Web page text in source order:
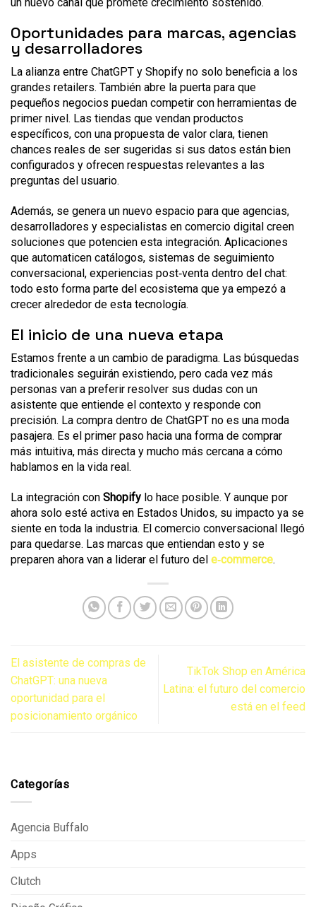
Oportunidades para marcas, agencias
y desarrolladores
La alianza entre ChatGPT y Shopify no solo beneficia a los
grandes retailers. También abre la puerta para que
pequeños negocios puedan competir con herramientas de
primer nivel. Las tiendas que vendan productos
específicos, con una propuesta de valor clara, tienen
chances reales de ser sugeridas si sus datos están bien
configurados y ofrecen respuestas relevantes a las
preguntas del usuario.
Además, se genera un nuevo espacio para que agencias,
desarrolladores y especialistas en comercio digital creen
soluciones que potencien esta integración. Aplicaciones
que automaticen catálogos, sistemas de seguimiento
conversacional, experiencias post‑venta dentro del chat:
todo esto forma parte del ecosistema que ya empezó a
crecer alrededor de esta tecnología.
El inicio de una nueva etapa
Estamos frente a un cambio de paradigma. Las búsquedas
tradicionales seguirán existiendo, pero cada vez más
personas van a preferir resolver sus dudas con un
asistente que entiende el contexto y responde con
precisión. La compra dentro de ChatGPT no es una moda
pasajera. Es el primer paso hacia una forma de comprar
más intuitiva, más directa y mucho más cercana a cómo
hablamos en la vida real.
La integración con Shopify lo hace posible. Y aunque por
ahora solo esté activa en Estados Unidos, su impacto ya se
siente en toda la industria. El comercio conversacional llegó
para quedarse. Las marcas que entiendan esto y se
preparen ahora van a liderar el futuro del e‑commerce.
El asistente de compras de
ChatGPT: una nueva
oportunidad para el
posicionamiento orgánico
TikTok Shop en América
Latina: el futuro del comercio
está en el feed
Categorías
Agencia Buffalo
Apps
Clutch